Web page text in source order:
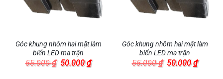
Góc khung nhôm hai mặt làm
biển LED ma trận
55.000₫ Giá
50.000₫Giá
hiện
Góc khung nhôm hai mặt làm
biển LED ma trận
55.000₫ Giá
50.000₫Giá
hiện